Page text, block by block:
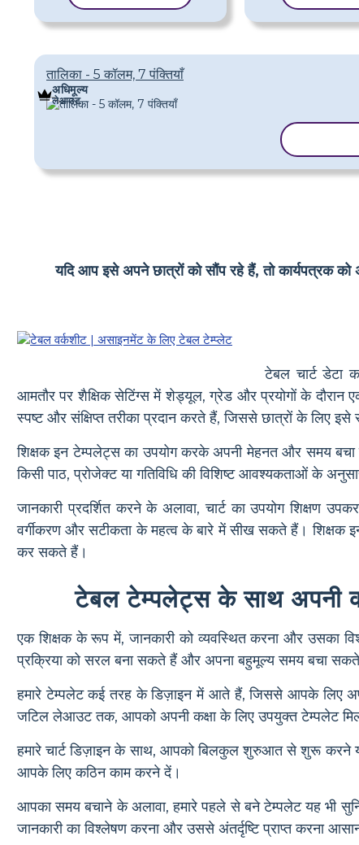
तालिका - 5 कॉलम, 7 पंक्तियाँ
अधिमूल्य
लेआउट
यदि आप इसे अपने छात्रों को सौंप रहे हैं, तो
टेबल चार्ट डेटा
आमतौर पर शैक्षिक सेटिंग्स में शेड्यूल, ग्रेड और प्रयोगों के दौरान
स्पष्ट और संक्षिप्त तरीका प्रदान करते हैं, जिससे छात्रों के लिए
शिक्षक इन टेम्पलेट्स का उपयोग करके अपनी मेहनत और समय
किसी पाठ, प्रोजेक्ट या गतिविधि की विशिष्ट आवश्यकताओं के
जानकारी प्रदर्शित करने के अलावा, चार्ट का उपयोग
वर्गीकरण और सटीकता के महत्व के बारे में सीख सकते हैं। शिक्षक
कर सकते हैं।
टेबल टेम्पलेट्स के साथ अपनी
एक शिक्षक के रूप में, जानकारी को व्यवस्थित करना और उसका
प्रक्रिया को सरल बना सकते हैं और अपना बहुमूल्य समय बचा
हमारे टेम्पलेट कई तरह के डिज़ाइन में आते हैं, जिससे आपके लिए
जटिल लेआउट तक, आपको अपनी कक्षा के लिए उपयुक्त टेम्पलेट
हमारे चार्ट डिज़ाइन के साथ, आपको बिलकुल शुरुआत से शुरू करने
आपके लिए कठिन काम करने दें।
आपका समय बचाने के अलावा, हमारे पहले से बने टेम्पलेट यह भी
जानकारी का विश्लेषण करना और उससे अंतर्दृष्टि प्राप्त करना